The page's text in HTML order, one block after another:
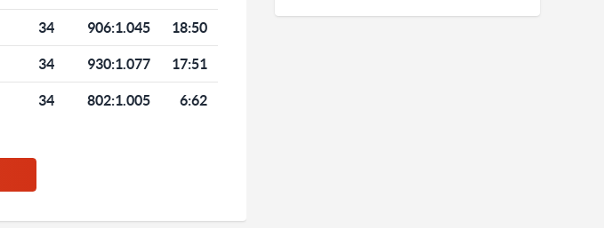
34 906:1.045 18:50
34 930:1.077 17:51
34 802:1.005 6:62